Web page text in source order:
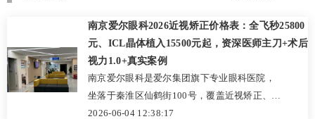
南京爱尔眼科2026近视矫正价格表：全飞秒25800
元、ICL晶体植入15500元起，资深医师主刀+术后
视力1.0+真实案例
南京爱尔眼科是爱尔集团旗下专业眼科医院，
坐落于秦淮区仙鹤街100号，覆盖近视矫正、青
少年防控、青光眼诊疗等多领域。2026年热门
2026-06-04 12:38:17